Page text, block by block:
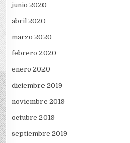
junio 2020
abril 2020
marzo 2020
febrero 2020
enero 2020
diciembre 2019
noviembre 2019
octubre 2019
septiembre 2019